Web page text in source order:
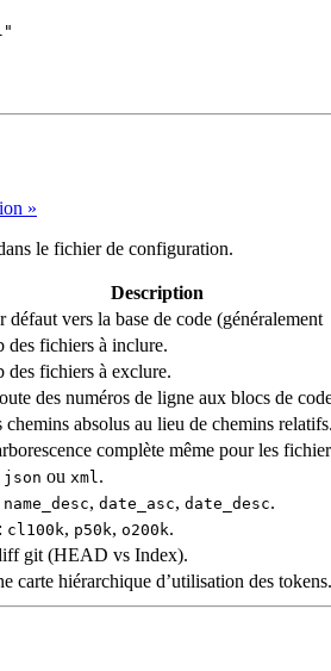
"
»
le fichier de configuration.
Description
défaut vers la base de code (généralement
des fichiers à inclure.
des fichiers à exclure.
des numéros de ligne aux blocs de
chemins absolus au lieu de chemins relatifs.
complète même pour les
json ou xml .
name_desc, date_asc, date_desc.
cl100k, p50k, o200k.
git (HEAD vs Index).
carte hiérarchique d’utilisation des tokens.